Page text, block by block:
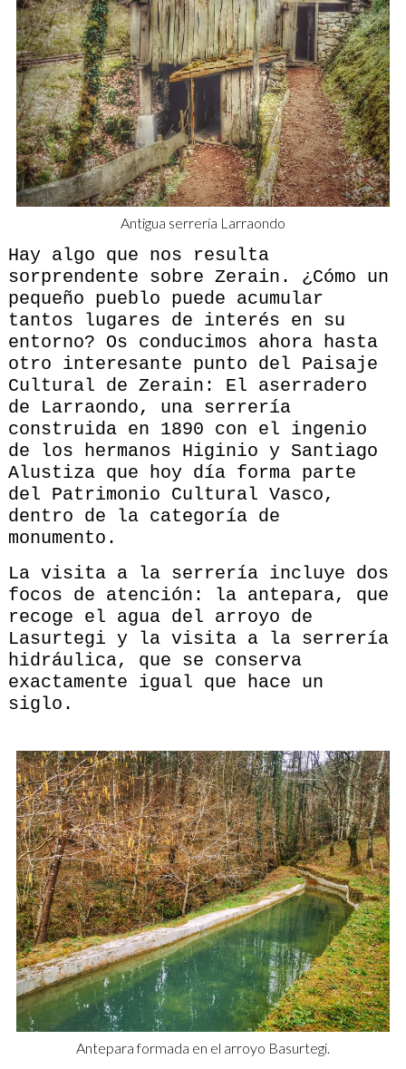
Antigua serrería Larraondo
Hay algo que nos resulta
sorprendente sobre Zerain. ¿Cómo un
pequeño pueblo puede acumular
tantos lugares de interés en su
entorno? Os conducimos ahora hasta
otro interesante punto del Paisaje
Cultural de Zerain: El aserradero
de Larraondo, una serrería
construida en 1890 con el ingenio
de los hermanos Higinio y Santiago
Alustiza que hoy día forma parte
del Patrimonio Cultural Vasco,
dentro de la categoría de
monumento.
La visita a la serrería incluye dos
focos de atención: la antepara, que
recoge el agua del arroyo de
Lasurtegi y la visita a la serrería
hidráulica, que se conserva
exactamente igual que hace un
siglo.
Antepara formada en el arroyo Basurtegi.